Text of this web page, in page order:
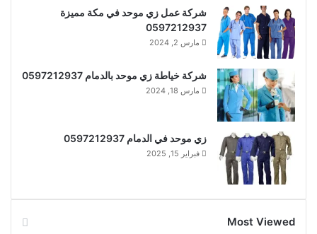
شركة عمل زي موحد في مكة مميزة
0597212937
مارس 2, 2024
شركة خياطة زي موحد بالدمام 0597212937
مارس 18, 2024
زي موحد في الدمام 0597212937
فبراير 15, 2025
Most Viewed